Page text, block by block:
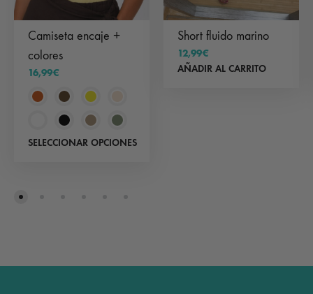
Camiseta encaje +
colores
16,99€
SELECCIONAR OPCIONES
Short fluido marino
12,99€
AÑADIR AL CARRITO